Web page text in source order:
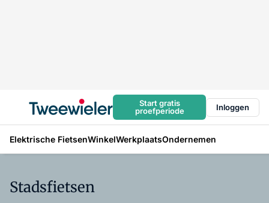
Start gratis
proefperiode
Inloggen
Elektrische FietsenWinkelWerkplaatsOndernemen
Stadsfietsen